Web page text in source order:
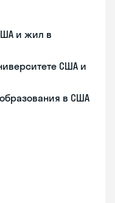
и жил в
США и
в США